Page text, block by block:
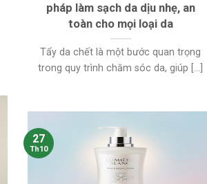
pháp làm sạch da dịu nhẹ, an
toàn cho mọi loại da
Tẩy da chết là một bước quan trọng
trong quy trình chăm sóc da, giúp [...]
27
Th10